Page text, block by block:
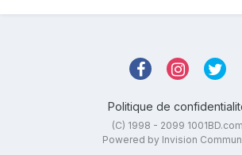
Politique de
(C) 1998 - 2099 1001BD.com
Powered by Invision